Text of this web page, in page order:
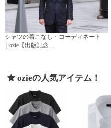
シャツの着こなし・コーディネート
│ozie【出版記念…
ozieの人気アイテム！